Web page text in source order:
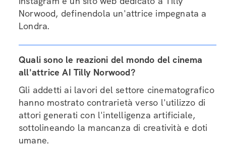
Norwood, definendola un'attrice impegnata a
Londra.
Quali sono le reazioni del mondo del cinema
all'attrice AI Tilly Norwood?
Gli addetti ai lavori del settore cinematografico
hanno mostrato contrarietà verso l'utilizzo di
attori generati con l'intelligenza artificiale,
sottolineando la mancanza di creatività e doti
umane.